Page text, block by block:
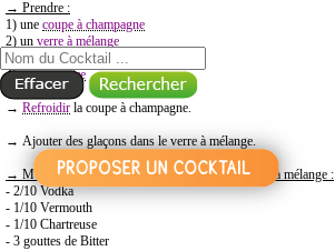
→ Prendre :
1) une coupe à champagne
2) un verre à mélange
3) unecuillère à mélange
4) unepassoire
→ Refroidir la coupe à champagne.
→ Ajouter des glaçons dans le verre à mélange.
→ Mettre ces ingrédients directement dans le verre à mélange :
- 2/10 Vodka
- 1/10 Vermouth
- 1/10 Chartreuse
- 3 gouttes de Bitter